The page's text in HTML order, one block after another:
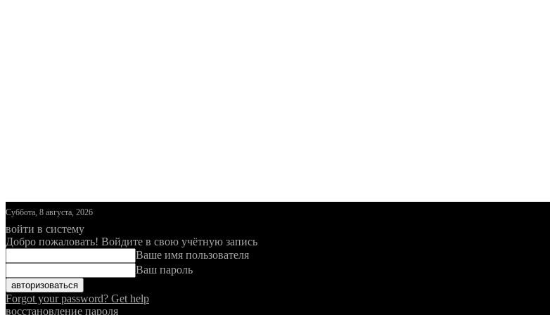
Суббота, 8 августа, 2026
войти в систему
Добро пожаловать! Войдите в свою учётную запись
Ваше имя пользователя
Ваш пароль
Forgot your password? Get help
восстановление пароля